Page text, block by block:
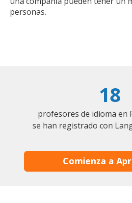
personas.
18
profesores de idioma en
se han registrado con
Comienza a